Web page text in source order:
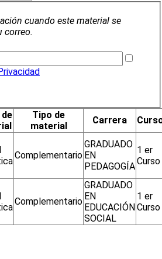
cuando este material se
correo.
Tipo de
material
Carrera
Complementario
GRADUADO
EN
PEDAGOGÍA
1 er
Curso
Complementario
GRADUADO
EN
EDUCACIÓN
SOCIAL
1 er
Curso